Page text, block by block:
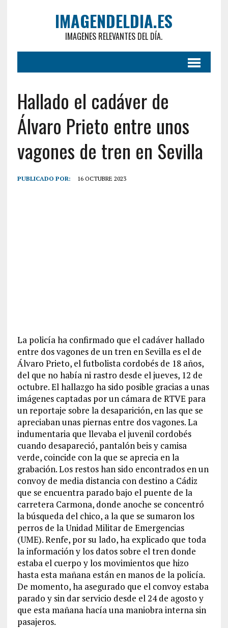
IMAGENDELDIA.ES
IMAGENES RELEVANTES DEL DÍA.
Hallado el cadáver de
Álvaro Prieto entre unos
vagones de tren en Sevilla
PUBLICADO POR: 16 OCTUBRE 2023
La policía ha confirmado que el cadáver hallado
entre dos vagones de un tren en Sevilla es el de
Álvaro Prieto, el futbolista cordobés de 18 años,
del que no había ni rastro desde el jueves, 12 de
octubre. El hallazgo ha sido posible gracias a unas
imágenes captadas por un cámara de RTVE para
un reportaje sobre la desaparición, en las que se
apreciaban unas piernas entre dos vagones. La
indumentaria que llevaba el juvenil cordobés
cuando desapareció, pantalón beis y camisa
verde, coincide con la que se aprecia en la
grabación. Los restos han sido encontrados en un
convoy de media distancia con destino a Cádiz
que se encuentra parado bajo el puente de la
carretera Carmona, donde anoche se concentró
la búsqueda del chico, a la que se sumaron los
perros de la Unidad Militar de Emergencias
(UME). Renfe, por su lado, ha explicado que toda
la información y los datos sobre el tren donde
estaba el cuerpo y los movimientos que hizo
hasta esta mañana están en manos de la policía.
De momento, ha asegurado que el convoy estaba
parado y sin dar servicio desde el 24 de agosto y
que esta mañana hacía una maniobra interna sin
pasajeros.